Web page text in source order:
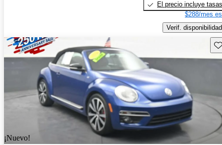
El precio incluye tasas
$288/mes
Verif. disponibilidad
¡Nuevo!